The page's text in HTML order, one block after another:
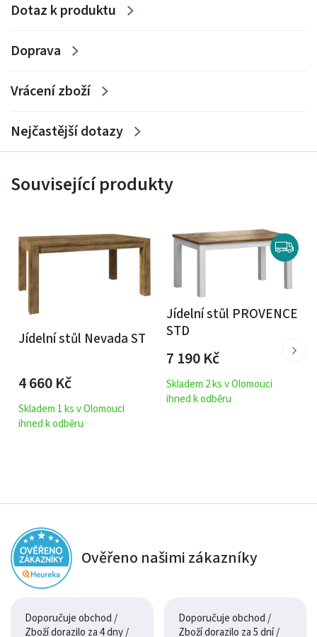
Dotaz k produktu
Doprava
Vrácení zboží
Nejčastější dotazy
Související produkty
Jídelní stůl Nevada ST
4 660Kč
Skladem 1 ks v Olomouci
ihned k odběru
Jídelní stůl PROVENCE
STD
7 190Kč
Skladem 2 ks v Olomouci
ihned k odběru
Ověřeno našimi zákazníky
Doporučuje obchod /
Zboží dorazilo za 4 dny /
Doporučuje obchod /
Zboží dorazilo za 5 dní /